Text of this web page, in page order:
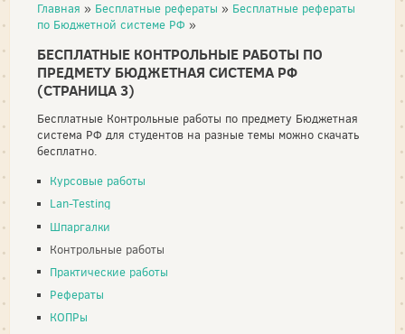
Главная » Бесплатные рефераты » Бесплатные рефераты
по Бюджетной системе РФ »
БЕСПЛАТНЫЕ КОНТРОЛЬНЫЕ РАБОТЫ ПО
ПРЕДМЕТУ БЮДЖЕТНАЯ СИСТЕМА РФ
(СТРАНИЦА 3)
Бесплатные Контрольные работы по предмету Бюджетная
система РФ для студентов на разные темы можно скачать
бесплатно.
Курсовые работы
Lan-Testing
Шпаргалки
Контрольные работы
Практические работы
Рефераты
КОПРы